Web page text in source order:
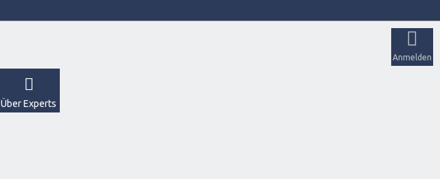
Anmelden
Über Experts